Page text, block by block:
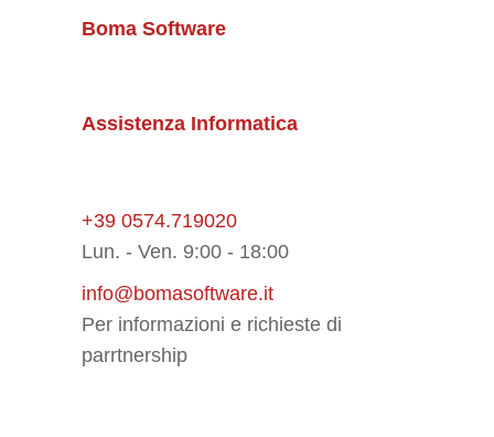
Boma Software
Assistenza Informatica
+39 0574.719020
Lun. - Ven. 9:00 - 18:00
info@bomasoftware.it
Per informazioni e richieste di
parrtnership